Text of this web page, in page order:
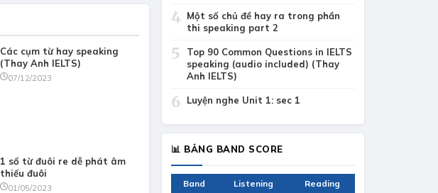
Các cụm từ hay speaking
(Thay Anh IELTS)
07/12/2023
1 số từ đuôi re dễ phát âm
thiếu đuôi
01/05/2023
4
Một số chủ đề hay ra trong phần
thi speaking part 2
5
Top 90 Common Questions in IELTS
speaking (audio included) (Thay
Anh IELTS)
6 Luyện nghe Unit 1: sec 1
📊 BẢNG BAND SCORE
Band Listening
Reading